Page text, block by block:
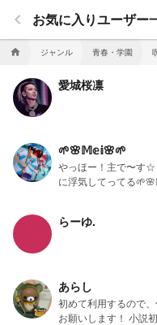
keyboard_arrow_left お気に入りユーザー
home ジャンル 青春・学園
愛城桜凛
🌱‬🌸𝕄𝕖𝕚🌸‪🌱
やっほー！主で〜す☆
に浮気してってる🌱‬‪🌸𝕄𝕖𝕚🌸🌱‬‪でーす(・ω<) ﾃﾍﾍﾟﾛ 無言フォロー失
らーゆ.
あらし
初めて利用するので
お願いします！ 小説